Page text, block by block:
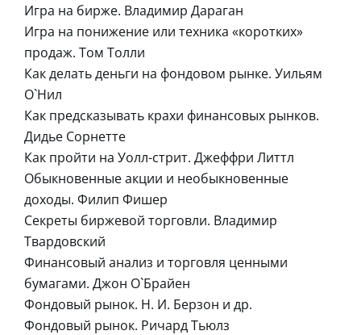
Игра на бирже. Владимир Дараган
Игра на понижение или техника «коротких»
продаж. Том Толли
Как делать деньги на фондовом рынке. Уильям
О`Нил
Как предсказывать крахи финансовых рынков.
Дидье Сорнетте
Как пройти на Уолл-стрит. Джеффри Литтл
Обыкновенные акции и необыкновенные
доходы. Филип Фишер
Секреты биржевой торговли. Владимир
Твардовский
Финансовый анализ и торговля ценными
бумагами. Джон О`Брайен
Фондовый рынок. Н. И. Берзон и др.
Фондовый рынок. Ричард Тьюлз